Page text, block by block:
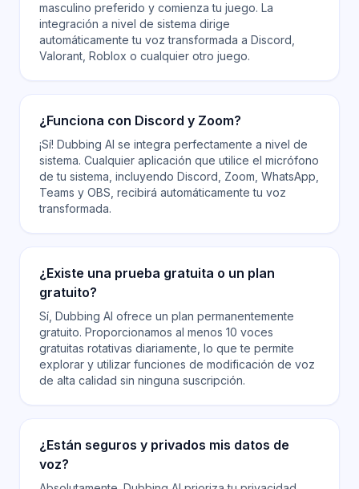
masculino preferido y comienza tu juego. La
integración a nivel de sistema dirige
automáticamente tu voz transformada a Discord,
Valorant, Roblox o cualquier otro juego.
¿Funciona con Discord y Zoom?
¡Sí! Dubbing AI se integra perfectamente a nivel de
sistema. Cualquier aplicación que utilice el micrófono
de tu sistema, incluyendo Discord, Zoom, WhatsApp,
Teams y OBS, recibirá automáticamente tu voz
transformada.
¿Existe una prueba gratuita o un plan
gratuito?
Sí, Dubbing AI ofrece un plan permanentemente
gratuito. Proporcionamos al menos 10 voces
gratuitas rotativas diariamente, lo que te permite
explorar y utilizar funciones de modificación de voz
de alta calidad sin ninguna suscripción.
¿Están seguros y privados mis datos de
voz?